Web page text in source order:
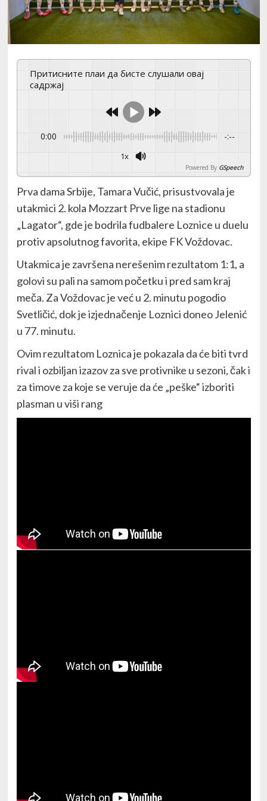
Притисните плаи да бисте слушали овај
садржај
0:00 -:--
1x
Powered By GSpeech
Prva dama Srbije, Tamara Vučić, prisustvovala je
utakmici 2. kola Mozzart Prve lige na stadionu
„Lagator“, gde je bodrila fudbalere Loznice u duelu
protiv apsolutnog favorita, ekipe FK Voždovac.
Utakmica je završena nerešenim rezultatom 1:1, a
golovi su pali na samom početku i pred sam kraj
meča. Za Voždovac je već u 2. minutu pogodio
Svetličić, dok je izjednačenje Loznici doneo Jelenić
u 77. minutu.
Ovim rezultatom Loznica je pokazala da će biti tvrd
rival i ozbiljan izazov za sve protivnike u sezoni, čak i
za timove za koje se veruje da će „peške“ izboriti
plasman u viši rang